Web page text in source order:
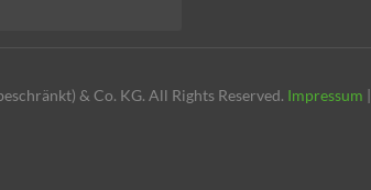
& Co. KG. All Rights Reserved. Impressum |